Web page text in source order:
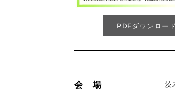
PDFダウンロード
会 場 茨